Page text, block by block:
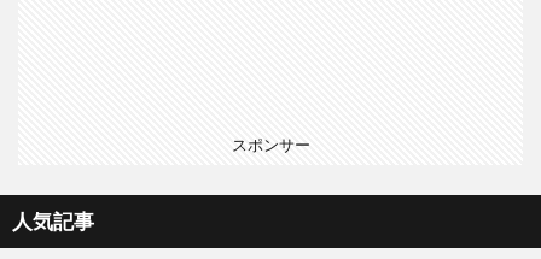
スポンサー
人気記事